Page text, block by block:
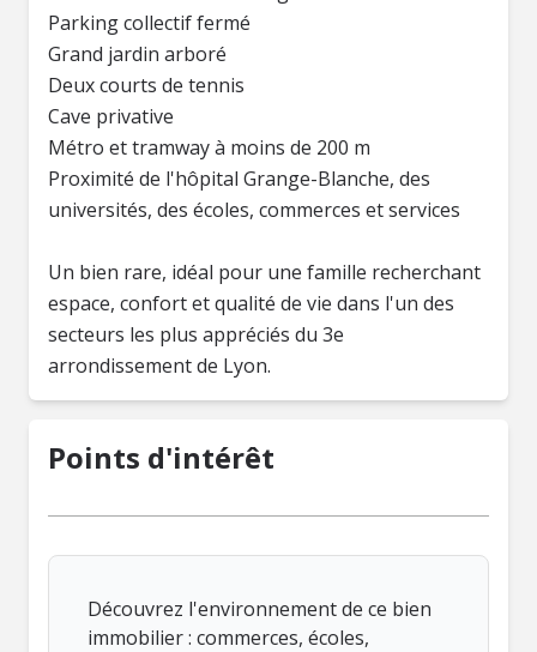
Parking collectif fermé
Grand jardin arboré
Deux courts de tennis
Cave privative
Métro et tramway à moins de 200 m
Proximité de l'hôpital Grange-Blanche, des
universités, des écoles, commerces et services
Un bien rare, idéal pour une famille recherchant
espace, confort et qualité de vie dans l'un des
secteurs les plus appréciés du 3e
arrondissement de Lyon.
Points d'intérêt
Découvrez l'environnement de ce bien
immobilier : commerces, écoles,